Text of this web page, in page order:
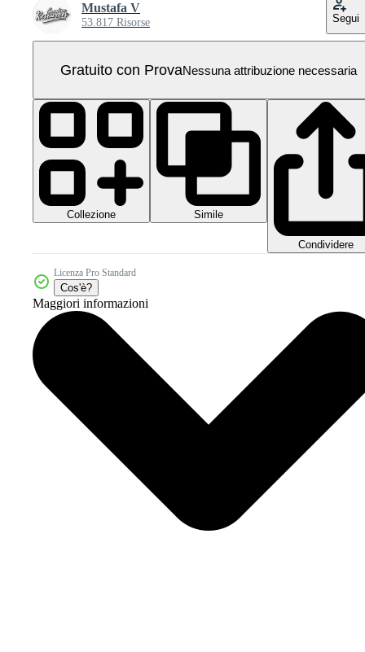
Mustafa V
53.817 Risorse Segui
Gratuito con ProvaNessuna attribuzione necessaria
Collezione Simile
Condividere
Licenza Pro Standard
Cos'è?
Maggiori informazioni